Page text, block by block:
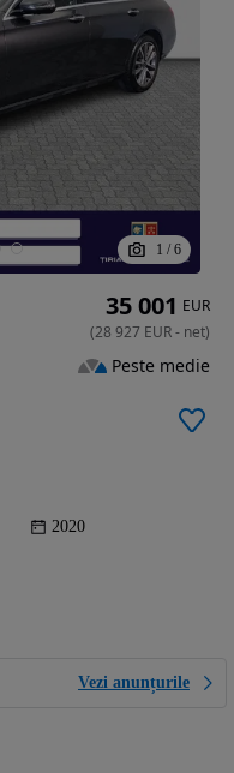
1 / 6
2020
Vezi anunțurile
35 001 EUR
(28 927 EUR- net)
Peste medie